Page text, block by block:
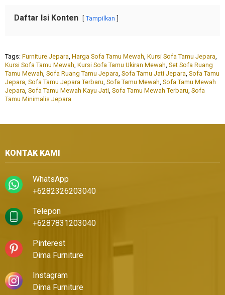
Daftar Isi Konten Tampilkan
Tags: Furniture Jepara Harga Sofa Tamu Mewah Kursi Sofa Tamu Jepara
Kursi Sofa Tamu Mewah Kursi Sofa Tamu Ukiran Mewah Set Sofa Ruang
Tamu Mewah Sofa Ruang Tamu Jepara Sofa Tamu Jati Jepara Sofa Tamu
Jepara Sofa Tamu Jepara Terbaru Sofa Tamu Mewah Sofa Tamu Mewah
Jepara Sofa Tamu Mewah Kayu Jati Sofa Tamu Mewah Terbaru Sofa
Tamu Minimalis Jepara
KONTAK KAMI
WhatsApp
+6282326203040
Telepon
+6287831203040
Pinterest
Dima Furniture
Instagram
Dima Furniture